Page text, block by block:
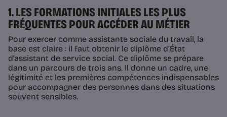
1. LES FORMATIONS INITIALES LES PLUS
FRÉQUENTES POUR ACCÉDER AU MÉTIER
Pour exercer comme assistante sociale du travail, la
base est claire : il faut obtenir le diplôme d’État
d’assistant de service social. Ce diplôme se prépare
dans un parcours de trois ans. Il donne un cadre, une
légitimité et les premières compétences indispensables
pour accompagner des personnes dans des situations
souvent sensibles.